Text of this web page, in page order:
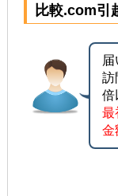
比較.com引
訪
倍
最
金